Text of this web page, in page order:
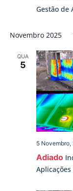
Gestão de
Novembro 2025
QUA
5
Adiado
5